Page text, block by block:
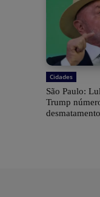
Cidades
São Paulo:
Trump